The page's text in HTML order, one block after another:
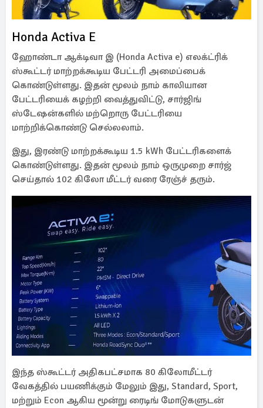
Honda Activa E
ஹோண்டா ஆக்டிவா இ (Honda Activa e) எலக்ட்ரிக்
ஸ்கூட்டர் மாற்றக்கூடிய பேட்டரி அமைப்பைக்
கொண்டுள்ளது. இதன் மூலம் நாம் காலியான
பேட்டரியைக் கழற்றி வைத்துவிட்டு, சார்ஜிங்
ஸ்டேஷன்களில் மற்றொரு பேட்டரியை
மாற்றிக்கொண்டு செல்லலாம்.
இது, இரண்டு மாற்றக்கூடிய 1.5 kWh பேட்டரிகளைக்
கொண்டுள்ளது. இதன் மூலம் நாம் ஒருமுறை சார்ஜ்
செய்தால் 102 கிலோ மீட்டர் வரை ரேஞ்ச் தரும்.
இந்த ஸ்கூட்டர் அதிகபட்சமாக 80 கிலோமீட்டர்
வேகத்தில் பயணிக்கும் மேலும் இது, Standard, Sport,
மற்றும் Econ ஆகிய மூன்று ரைடிங் மோடுகளுடன்